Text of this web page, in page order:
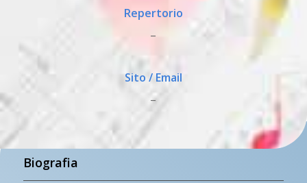
Repertorio
Sito / Email
_
Biografia